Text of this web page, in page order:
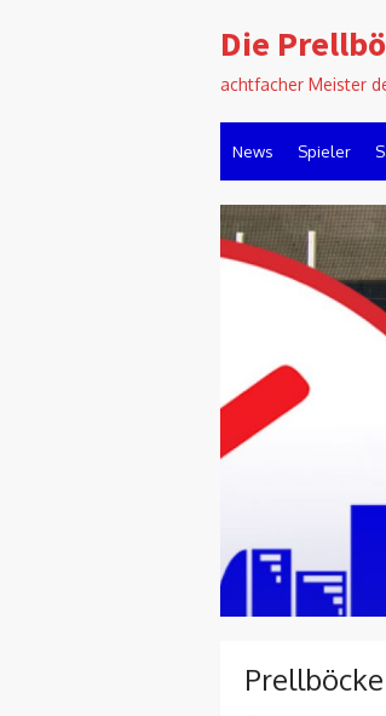
to
Die
achtfacher Meister
News Spieler